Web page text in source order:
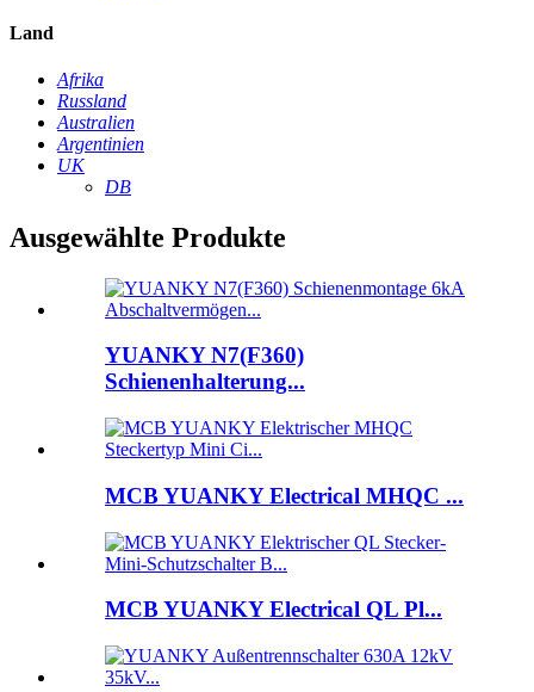
Land
Afrika
Russland
Australien
Argentinien
UK
DB
Ausgewählte Produkte
YUANKY N7(F360)
Schienenhalterung...
MCB YUANKY Electrical MHQC ...
MCB YUANKY Electrical QL Pl...